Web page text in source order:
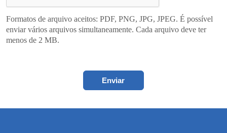
Formatos de arquivo aceitos: PDF, PNG, JPG, JPEG. É possível
enviar vários arquivos simultaneamente. Cada arquivo deve ter
menos de 2 MB.
Enviar